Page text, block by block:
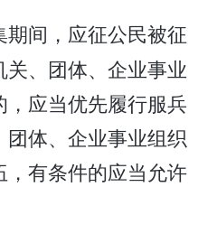
间，应征公民被征
、团体、企业事业
应当优先履行服兵
体、企业事业组织
有条件的应当允许